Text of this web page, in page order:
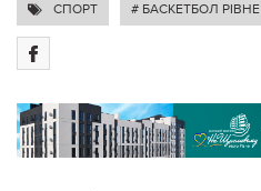
СПОРТ # БАСКЕТБОЛ РІВНЕ